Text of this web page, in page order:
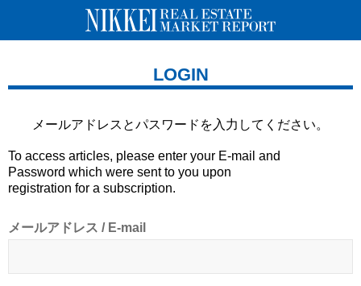
LOGIN
メールアドレスとパスワードを 入力してください。
To access articles, please enter your E-mail and
Password which were sent to you upon
registration for a subscription.
メールアドレス / E-mail